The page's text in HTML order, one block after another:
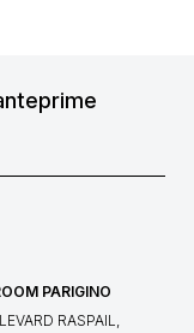
PARIGINO
RASPAIL,